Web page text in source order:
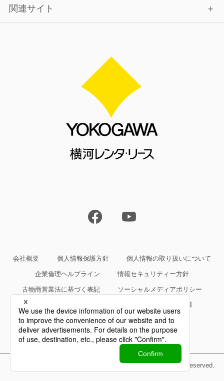
関連サイト
会社概要 個人情報保護方針 個人情報の取り扱いについて
企業倫理ヘルプライン 情報セキュリティー方針
古物商営業法に基づく表記 ソーシャルメディアポリシー
約款・規約等、サービス仕様書
Copyright©Yokogawa Rental & Lease Corporation All Rights Reserved.